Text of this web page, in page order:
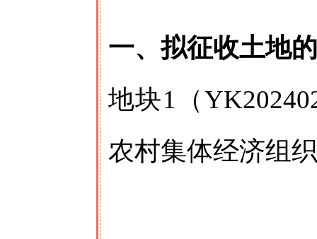
一、拟征收土地
地块1（
农村集体经济组